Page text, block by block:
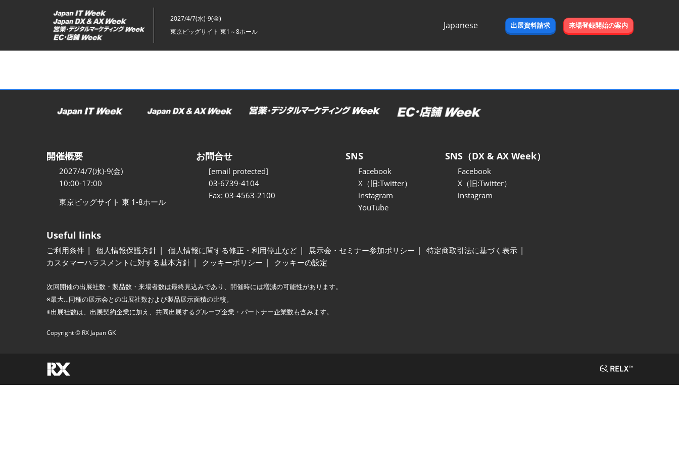
ッ
2027/4/7(水)-9(金)
東京ビッグサイト 東1～8ホール
Japanese
出展資料請求 来場登録開始の案内
開催概要
2027/4/7(水)-9(金)
10:00-17:00
東京ビッグサイト 東 1-8ホール
お問合せ
[email protected]
03-6739-4104
Fax: 03-4563-2100
SNS
Facebook
X（旧:Twitter）
instagram
YouTube
SNS（DX & AX Week）
Facebook
X（旧:Twitter）
instagram
Useful links
ご利用条件 個人情報保護方針 個人情報に関する修正・利用停止など 展示会・セミナー参加ポリシー
特定商取引法に基づく表示
カスタマーハラスメントに対する基本方針
クッキーポリシー クッキーの設定
次回開催の出展社数・製品数・来場者数は最終見込みであり、開催時には増減の可能性があります。
※最大…同種の展示会との出展社数および製品展示面積の比較。
※出展社数は、出展契約企業に加え、共同出展するグループ企業・パートナー企業数も含みます。
Copyright © RX Japan GK